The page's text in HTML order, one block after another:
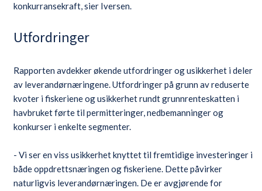
konkurransekraft, sier Iversen.
Utfordringer
Rapporten avdekker økende utfordringer og usikkerhet i deler
av leverandørnæringene. Utfordringer på grunn av reduserte
kvoter i fiskeriene og usikkerhet rundt grunnrenteskatten i
havbruket førte til permitteringer, nedbemanninger og
konkurser i enkelte segmenter.
- Vi ser en viss usikkerhet knyttet til fremtidige investeringer i
både oppdrettsnæringen og fiskeriene. Dette påvirker
naturligvis leverandørnæringen. De er avgjørende for